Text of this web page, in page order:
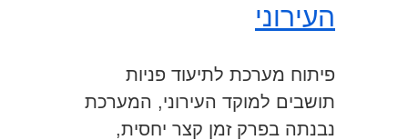
העירוני
פיתוח מערכת לתיעוד פניות
תושבים למוקד העירוני, המערכת
נבנתה בפרק זמן קצר יחסית,